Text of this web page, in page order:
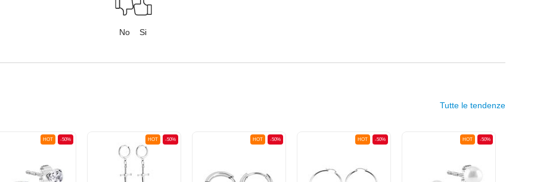
No Si
Tutte le tendenze
-50%
HOT -50%
HOT -50%
HOT -50%
HOT -50%
HOT